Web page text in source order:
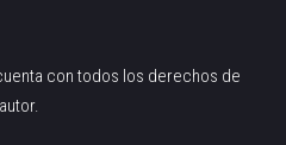
con todos los derechos de
autor.